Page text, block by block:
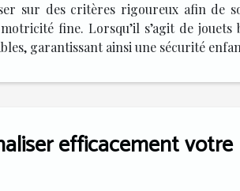
sur des critères rigoureux afin de
fine. Lorsqu’il s’agit de jouets
garantissant ainsi une sécurité
efficacement votre